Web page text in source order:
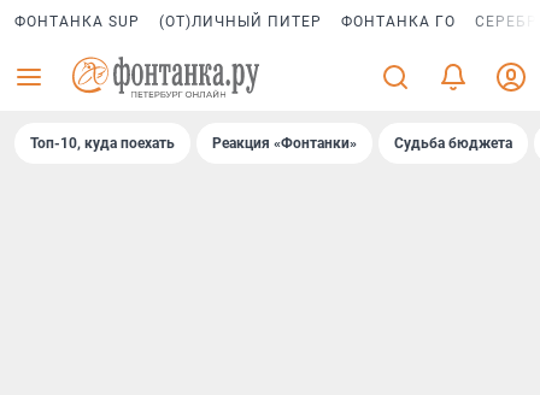
ФОНТАНКА SUP (ОТ)ЛИЧНЫЙ ПИТЕР ФОНТАНКА ГО
Топ-10, куда поехать Реакция «Фонтанки» Судьба бюджета